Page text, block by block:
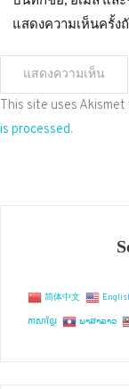
แสดงความเห็นครั้ง
This site uses
is processed.
简体中文
ភាសាខ្មែរ ພາສາລາວ